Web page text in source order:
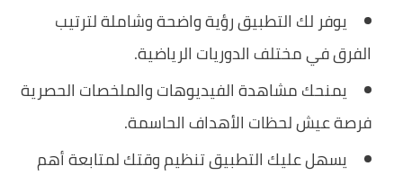
يوفر لك التطبيق رؤية واضحة وشاملة لترتيب
الفرق في مختلف الدوريات الرياضية.
يمنحك مشاهدة الفيديوهات والملخصات الحصرية
فرصة عيش لحظات الأهداف الحاسمة.
يسهل عليك التطبيق تنظيم وقتك لمتابعة أهم